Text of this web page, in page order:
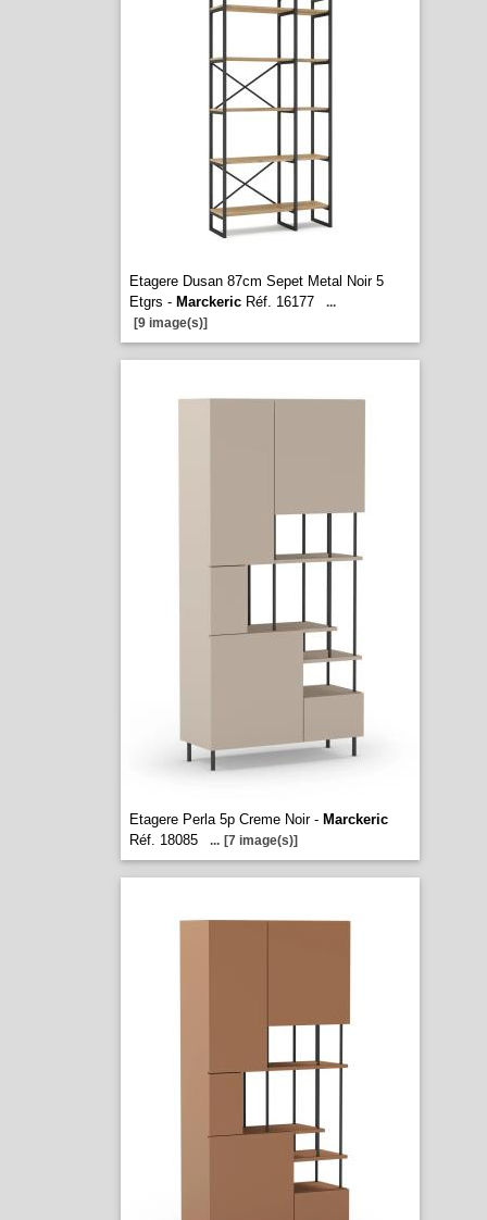
Etagere Dusan 87cm Sepet Metal Noir 5
Etgrs - MarckericRéf. 16177
...
[9 image(s)]
Etagere Perla 5p Creme Noir - Marckeric
Réf. 18085
... [7 image(s)]